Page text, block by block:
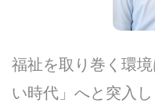
福祉を取り巻く環
い時代」へと突入